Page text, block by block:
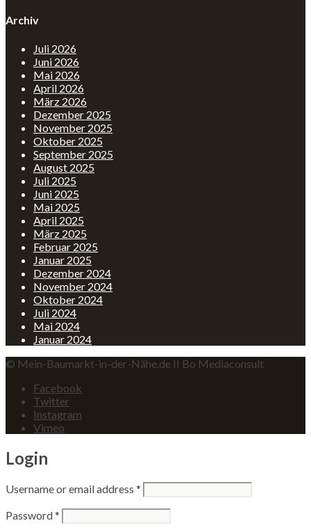
Archiv
Juli 2026
Juni 2026
Mai 2026
April 2026
März 2026
Dezember 2025
November 2025
Oktober 2025
September 2025
August 2025
Juli 2025
Juni 2025
Mai 2025
April 2025
März 2025
Februar 2025
Januar 2025
Dezember 2024
November 2024
Oktober 2024
Juli 2024
Mai 2024
Januar 2024
© Mein-Baumarkt-in-der-Nähe.de II Bo Mediaconsult
Facebook
Twitter
Instagram
Vimeo
Login
Username or email address *
Password*